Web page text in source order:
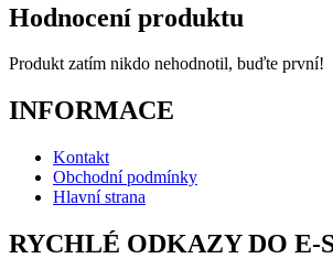
Hodnocení produktu
Produkt zatím nikdo nehodnotil, buďte první!
INFORMACE
Kontakt
Obchodní podmínky
Hlavní strana
RYCHLÉ ODKAZY DO E-